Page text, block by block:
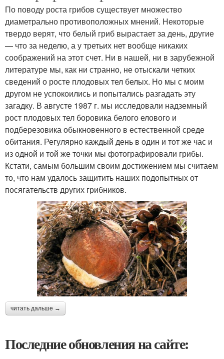
По поводу роста грибов существует множество
диаметрально про­тивоположных мнений. Некоторые
твердо верят, что белый гриб вырастает за день, другие
— что за неделю, а у третьих нет вообще никаких
соображений на этот счет. Ни в нашей, ни в зарубежной
ли­тературе мы, как ни странно, не отыскали четких
сведений о росте плодовых тел белых. Но мы с моим
другом не успокоились и попытались разгадать эту
загадку. В августе 1987 г. мы исследовали надземный
рост плодовых тел боровика белого елового и
подберезовика обыкновенного в естественной среде
обитания. Ре­гулярно каждый день в один и тот же час и
из одной и той же точки мы фотографировали грибы.
Кстати, самым большим своим достиже­нием мы считаем
то, что нам удалось защитить наших подопытных от
посягательств других грибников.
читать дальше →
Последние обновления на сайте: